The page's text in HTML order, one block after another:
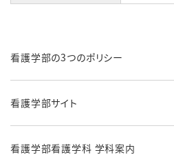
看護学部の3つのポリシー
看護学部サイト
看護学部看護学科 学科案内